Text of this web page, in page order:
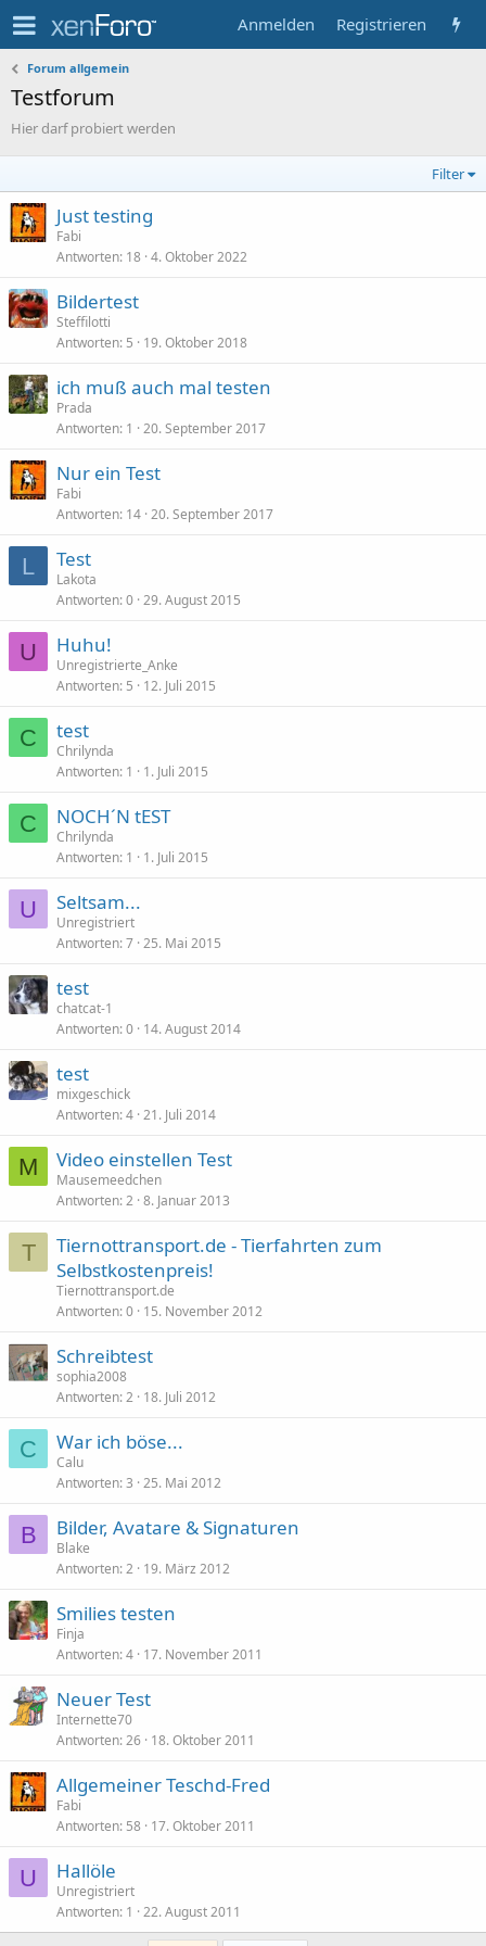
Anmelden Registrieren
Forum allgemein
Testforum
Hier darf probiert werden
Filter
Just testing
Fabi
Antworten 18 4. Oktober 2022
Bildertest
Steffilotti
Antworten 5 19. Oktober 2018
ich muß auch mal testen
Prada
Antworten 1 20. September 2017
Nur ein Test
Fabi
Antworten 14 20. September 2017
L Test
Lakota
Antworten 0 29. August 2015
U Huhu!
Unregistrierte_Anke
Antworten 5 12. Juli 2015
C test
Chrilynda
Antworten 1 1. Juli 2015
C NOCH´N tEST
Chrilynda
Antworten 1 1. Juli 2015
U Seltsam...
Unregistriert
Antworten 7 25. Mai 2015
test
chatcat-1
Antworten 0 14. August 2014
test
mixgeschick
Antworten 4 21. Juli 2014
M Video einstellen Test
Mausemeedchen
Antworten 2 8. Januar 2013
T
Tiernottransport.de - Tierfahrten zum
Selbstkostenpreis!
Tiernottransport.de
Antworten 0 15. November 2012
Schreibtest
sophia2008
Antworten 2 18. Juli 2012
C War ich böse...
Calu
Antworten 3 25. Mai 2012
B Bilder, Avatare & Signaturen
Blake
Antworten 2 19. März 2012
Smilies testen
Finja
Antworten 4 17. November 2011
Neuer Test
Internette70
Antworten 26 18. Oktober 2011
Allgemeiner Teschd-Fred
Fabi
Antworten 58 17. Oktober 2011
U Hallöle
Unregistriert
Antworten 1 22. August 2011